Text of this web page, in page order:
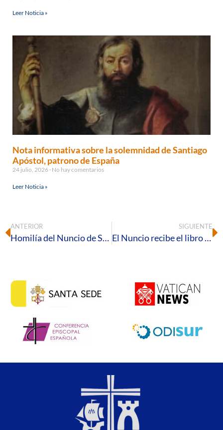
Leer Noticia »
Nota informativa sobre la solemnidad de Santiago
Apóstol, patrono de España
24 julio, 2026 No hay comentarios
Leer Noticia »
ANTERIOR
Homilía del Nuncio de Su Santidad en España, Mons. Bernardito Cleopas Auza, en la Misa Pontifical de Pentecostés 2023
SIGUIENTE
El Nuncio recibe el libro con el discurso de San Juan Pablo II